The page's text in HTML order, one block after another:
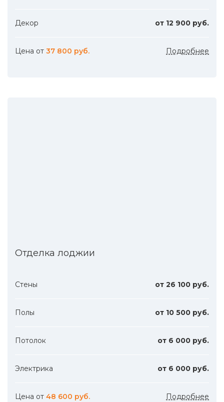
Декор от 12 900 руб.
Цена от 37 800 руб. Подробнее
Отделка лоджии
Стены от 26 100 руб.
Полы от 10 500 руб.
Потолок от 6 000 руб.
Электрика от 6 000 руб.
Цена от 48 600 руб. Подробнее